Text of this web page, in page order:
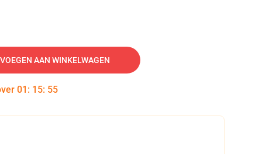
AAN WINKELWAGEN
01 : 15: 54